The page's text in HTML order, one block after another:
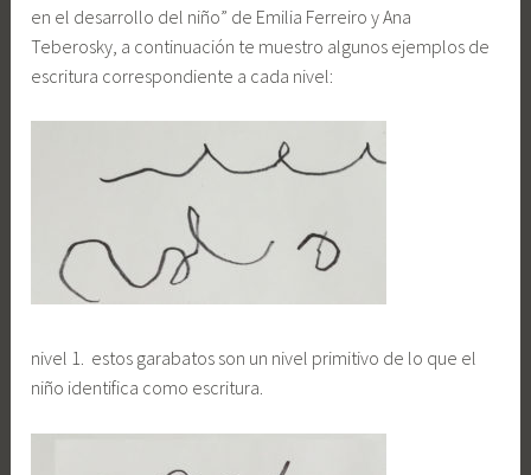
en el desarrollo del niño” de Emilia Ferreiro y Ana
Teberosky, a continuación te muestro algunos ejemplos de
escritura correspondiente a cada nivel:
nivel 1. estos garabatos son un nivel primitivo de lo que el
niño identifica como escritura.